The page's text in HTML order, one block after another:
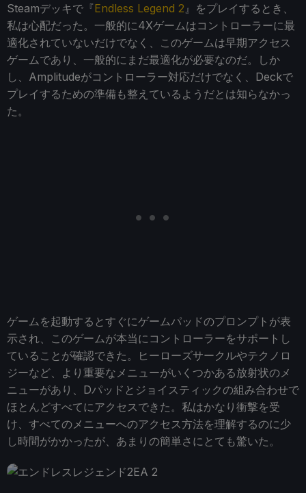
Steamデッキで『Endless Legend 2 』をプレイするとき、
私は心配だった。一般的に4Xゲームはコントローラーに最
適化されていないだけでなく、このゲームは早期アクセス
ゲームであり、一般的にまだ最適化が必要なのだ。しか
し、Amplitudeがコントローラー対応だけでなく、Deckで
プレイするための準備も整えているようだとは知らなかっ
た。
ゲームを起動するとすぐにゲームパッドのプロンプトが表
示され、このゲームが本当にコントローラーをサポートし
ていることが確認できた。ヒーローズサークルやテクノロ
ジーなど、より重要なメニューがいくつかある放射状のメ
ニューがあり、Dパッドとジョイスティックの組み合わせで
ほとんどすべてにアクセスできた。私はかなり衝撃を受
け、すべてのメニューへのアクセス方法を理解するのに少
し時間がかかったが、あまりの簡単さにとても驚いた。